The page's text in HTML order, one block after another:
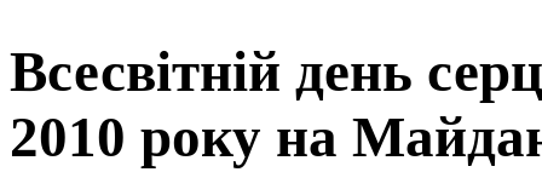
Всесвітній день
2010 року на